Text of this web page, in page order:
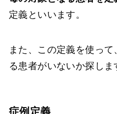
定義といいます。
また、この定義を使っ
る患者がいないか探しま
症例定義